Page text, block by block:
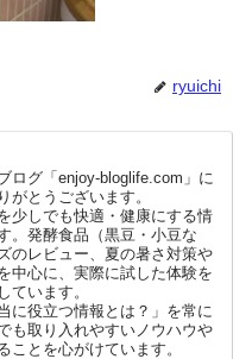
ryuichi
ログ「enjoy-bloglife.com」に
がとうございます。
少しでも快適・健康にする情
。発酵食品（黒豆・小豆な
のレビュー、夏の暑さ対策や
中心に、実際に試した体験を
ています。
に役立つ情報とは？」を常に
も取り入れやすいノウハウや
ことを心がけています。